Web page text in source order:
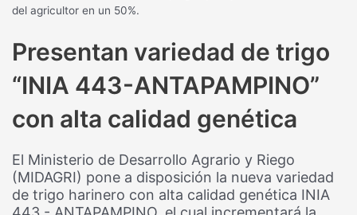
del agricultor en un 50%.
Presentan variedad de trigo
“INIA 443-ANTAPAMPINO”
con alta calidad genética
El Ministerio de Desarrollo Agrario y Riego
(MIDAGRI) pone a disposición la nueva variedad
de trigo harinero con alta calidad genética INIA